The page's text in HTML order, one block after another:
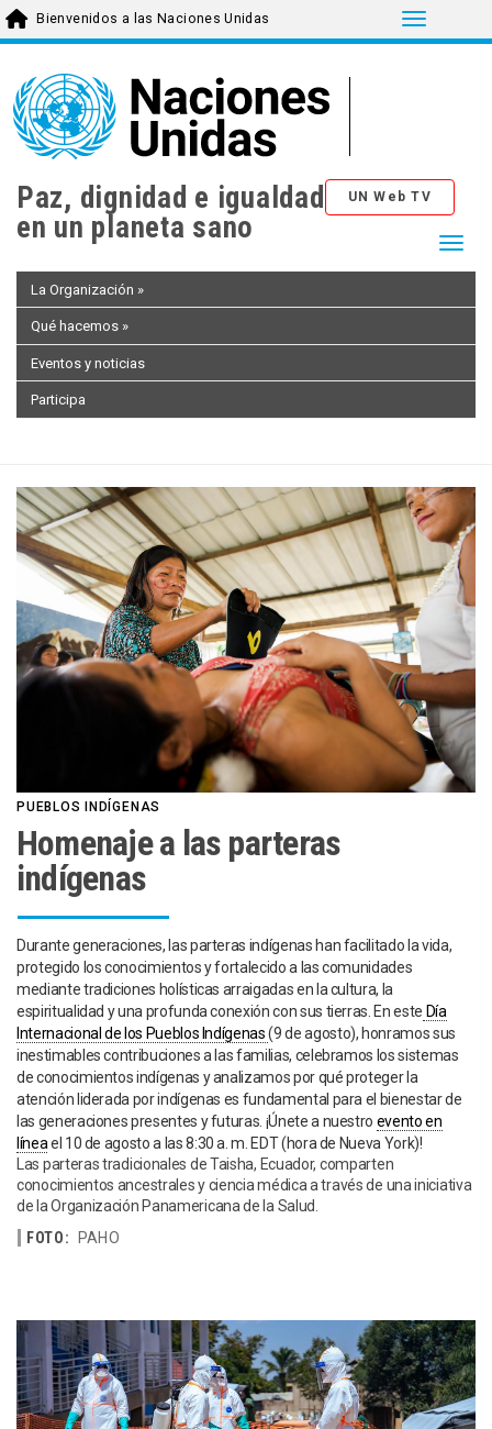
main
content
Toggle
Bienvenidos a las Naciones Unidas
Paz, dignidad e igualdad
en un planeta sano
UN Web TV
La Organización »
Qué hacemos »
Eventos y noticias
Participa
PUEBLOS INDÍGENAS
Homenaje a las parteras
indígenas
Durante generaciones, las parteras indígenas han facilitado la vida,
protegido los conocimientos y fortalecido a las comunidades
mediante tradiciones holísticas arraigadas en la cultura, la
espiritualidad y una profunda conexión con sus tierras. En este Día
Internacional de los Pueblos Indígenas(9 de agosto), honramos sus
inestimables contribuciones a las familias, celebramos los sistemas
de conocimientos indígenas y analizamos por qué proteger la
atención liderada por indígenas es fundamental para el bienestar de
las generaciones presentes y futuras. ¡Únete a nuestro evento en
líneael 10 de agosto a las 8:30 a. m. EDT (hora de Nueva York)!
Las parteras tradicionales de Taisha, Ecuador, comparten
conocimientos ancestrales y ciencia médica a través de una iniciativa
de la Organización Panamericana de la Salud.
FOTO:
PAHO